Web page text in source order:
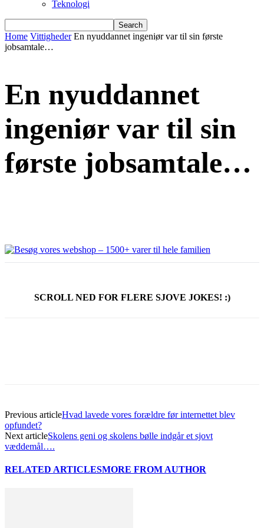
Teknologi
Home Vittigheder En nyuddannet ingeniør var til sin første
jobsamtale…
En nyuddannet
ingeniør var til sin
første jobsamtale…
SCROLL NED FOR FLERE SJOVE JOKES! :)
Previous articleHvad lavede vores forældre før internettet blev
opfundet?
Next articleSkolens geni og skolens bølle indgår et sjovt
væddemål….
RELATED ARTICLESMORE FROM AUTHOR